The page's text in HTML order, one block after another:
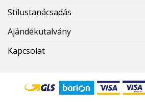
Stílustanácsadás
Ajándékutalvány
Kapcsolat